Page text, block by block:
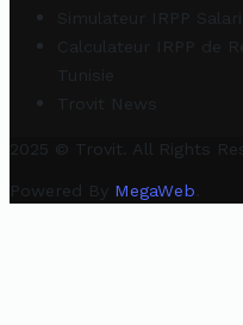
Simulateur IRPP
Calculateur IRPP de
Tunisie
Trovit News
2025 © Trovit. All Rights
Powered By MegaWeb